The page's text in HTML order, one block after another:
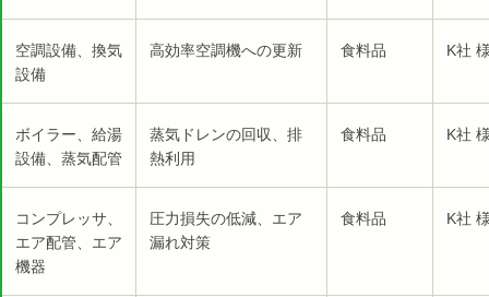
空調設備、換気
設備
高効率空調機への更新 食料品 K社
ボイラー、給湯
設備、蒸気配管
蒸気ドレンの回収、排
熱利用
食料品 K社
コンプレッサ、
エア配管、エア
機器
圧力損失の低減、エア
漏れ対策
食料品 K社